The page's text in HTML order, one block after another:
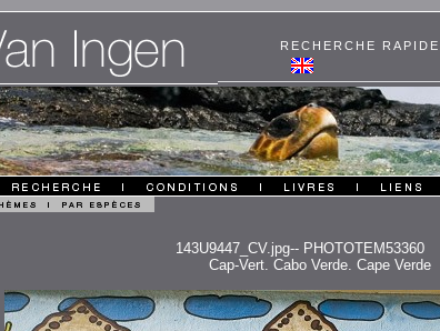
RECHERCHE RAPIDE
143U9447_CV.jpg-- PHOTOTEM53360
Cap-Vert. Cabo Verde. Cape Verde